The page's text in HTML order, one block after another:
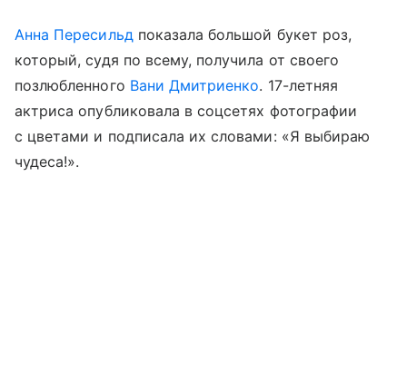
Анна Пересильдпоказала большой букет роз,
который, судя по всему, получилa от своего
позлюбленного Вани Дмитриенко. 17-летняя
актриса опубликовала в соцсетях фотографии
с цветами и подписала их словами: «Я выбираю
чудеса!».